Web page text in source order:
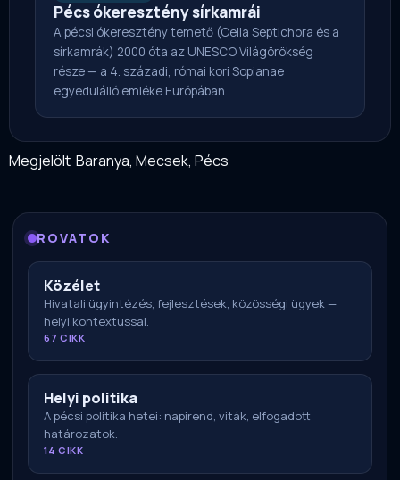
Pécs ókeresztény sírkamrái
A pécsi ókeresztény temető (Cella Septichora és a
sírkamrák) 2000 óta az UNESCO Világörökség
része — a 4. századi, római kori Sopianae
egyedülálló emléke Európában.
Megjelölt Baranya,Mecsek,Pécs
ROVATOK
Közélet
Hivatali ügyintézés, fejlesztések, közösségi ügyek —
helyi kontextussal.
67 CIKK
Helyi politika
A pécsi politika hetei: napirend, viták, elfogadott
határozatok.
14 CIKK